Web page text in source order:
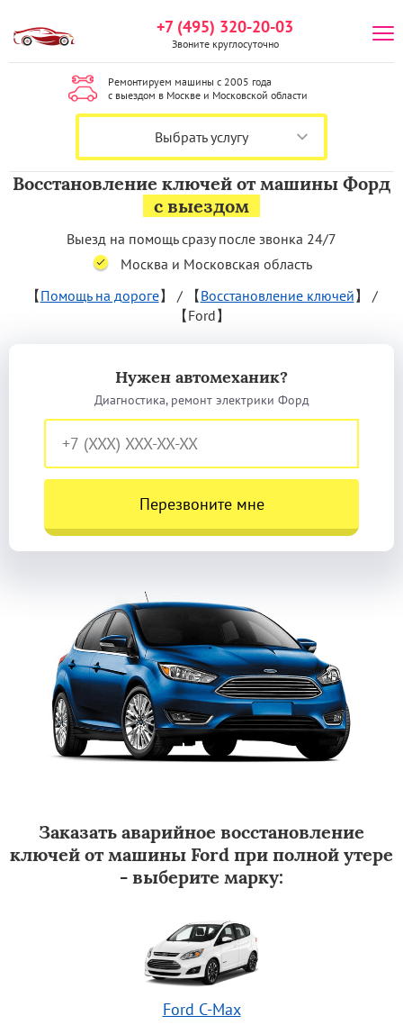
+7 (495) 320-20-03
Звоните круглосуточно
Ремонтируем машины с 2005 года
с выездом в Москве и Московской области
Выбрать услугу
Восстановление ключей от машины Форд
с выездом
Выезд на помощь сразу после звонка 24/7
Москва и Московская область
【Помощь на дороге】 / 【Восстановление ключей】
/
【Ford】
Нужен автомеханик?
Диагностика, ремонт электрики Форд
Перезвоните мне
Заказать аварийное восстановление
ключей от машины Ford при полной утере
- выберите марку:
Ford C-Max